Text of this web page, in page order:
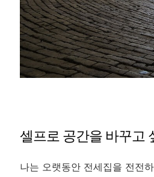
셀프로 공간을 바꾸고
나는 오랫동안 전세집을 전전